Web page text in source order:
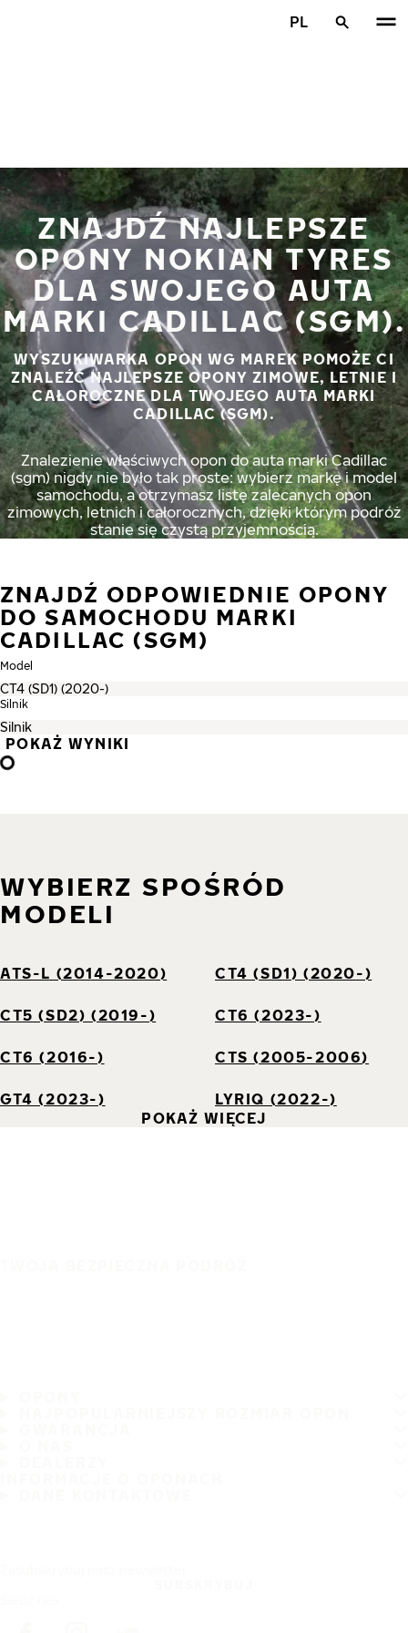
PL
ZNAJDŹ NAJLEPSZE
OPONY NOKIAN TYRES
DLA SWOJEGO AUTA
MARKI CADILLAC (SGM).
WYSZUKIWARKA OPON WG MAREK POMOŻE CI
ZNALEŹĆ NAJLEPSZE OPONY ZIMOWE, LETNIE I
CAŁOROCZNE DLA TWOJEGO AUTA MARKI
CADILLAC (SGM).
Znalezienie właściwych opon do auta marki Cadillac
(sgm) nigdy nie było tak proste: wybierz markę i model
samochodu, a otrzymasz listę zalecanych opon
zimowych, letnich i całorocznych, dzięki którym podróż
stanie się czystą przyjemnością.
ZNAJDŹ ODPOWIEDNIE OPONY
DO SAMOCHODU MARKI
CADILLAC (SGM)
Model
Silnik
POKAŻ WYNIKI
WYBIERZ SPOŚRÓD
MODELI
ATS-L (2014-2020) CT4 (SD1) (2020-)
CT5 (SD2) (2019-) CT6 (2023-)
CT6 (2016-) CTS (2005-2006)
GT4 (2023-)
LYRIQ (2022-)
POKAŻ WIĘCEJ